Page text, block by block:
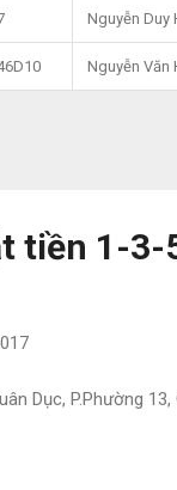
Nguyễn Duy
Nguyễn Văn
tiền 1-3-
Dục, P.Phường